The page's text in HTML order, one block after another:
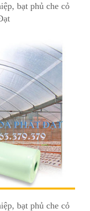
bạt phủ che cỏ
bạt phủ che cỏ